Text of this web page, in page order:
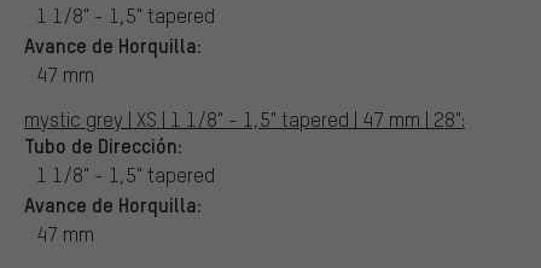
1 1/8" - 1,5" tapered
Avance de Horquilla:
47 mm
mystic grey | XS | 1 1/8" - 1,5" tapered | 47 mm | 28":
Tubo de Dirección:
1 1/8" - 1,5" tapered
Avance de Horquilla:
47 mm